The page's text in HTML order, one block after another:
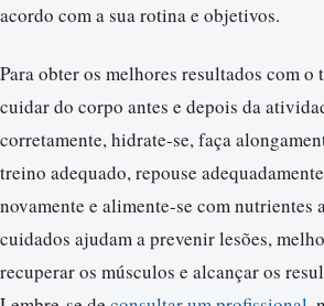
acordo com a sua rotina e objetivos.
Para obter os melhores resultados com o
cuidar do corpo antes e depois da
corretamente, hidrate-se, faça
treino adequado, repouse
novamente e alimente-se com nutrientes
cuidados ajudam a prevenir lesões,
recuperar os músculos e alcançar os